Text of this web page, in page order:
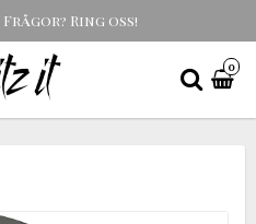
Frågor? Ring oss!
0